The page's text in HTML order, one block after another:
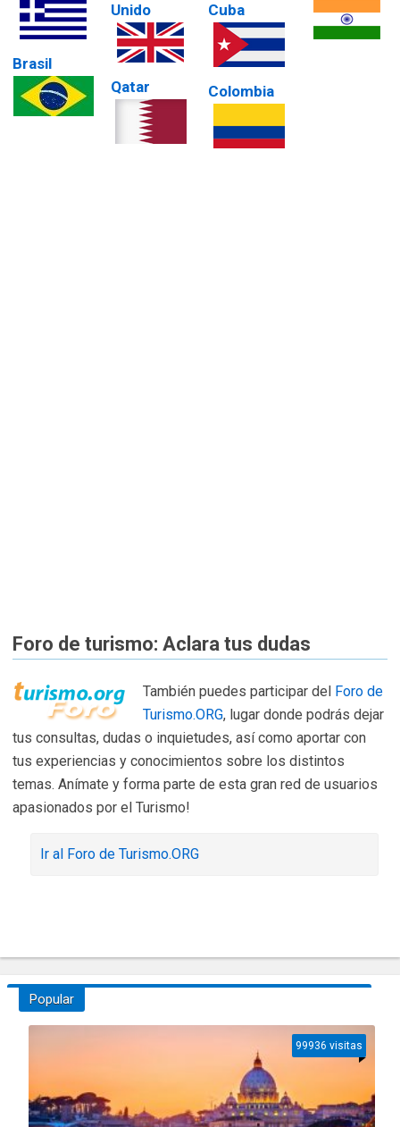
Brasil
Unido
Qatar
Cuba
Colombia
Foro de turismo: Aclara tus dudas
También puedes participar del Foro de
Turismo.ORG, lugar donde podrás dejar
tus consultas, dudas o inquietudes, así como aportar con
tus experiencias y conocimientos sobre los distintos
temas. Anímate y forma parte de esta gran red de usuarios
apasionados por el Turismo!
Ir al Foro de Turismo.ORG
Popular
99936 visitas